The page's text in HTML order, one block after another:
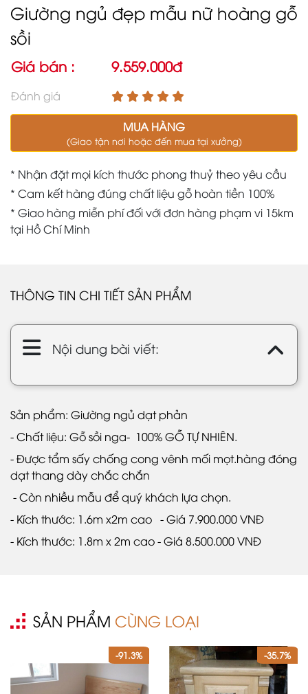
Giường ngủ đẹp mẫu nữ hoàng gỗ
sồi
Giá bán : 9.559.000đ
Đánh giá
MUA HÀNG
(Giao tận nơi hoặc đến mua tại xưởng)
* Nhận đặt mọi kích thước phong thuỷ theo yêu cầu
* Cam kết hàng đúng chất liệu gỗ hoàn tiền 100%
* Giao hàng miễn phí đối với đơn hàng phạm vi 15km
tại Hồ Chí Minh
THÔNG TIN CHI TIẾT SẢN PHẨM
Nội dung bài viết:
Sản phẩm: Giường ngủ dạt phản
- Chất liệu: Gỗ sồi nga- 100% GỖ TỰ NHIÊN.
- Được tẩm sấy chống cong vênh mối mọt.hàng đóng
dạt thang dày chắc chắn
- Còn nhiều mẫu để quý khách lựa chọn.
- Kích thước: 1.6m x2m cao - Giá 7.900.000 VNĐ
- Kích thước: 1.8m x 2m cao - Giá 8.500.000 VNĐ
SẢN PHẨM CÙNG LOẠI
-91.3% -35.7%